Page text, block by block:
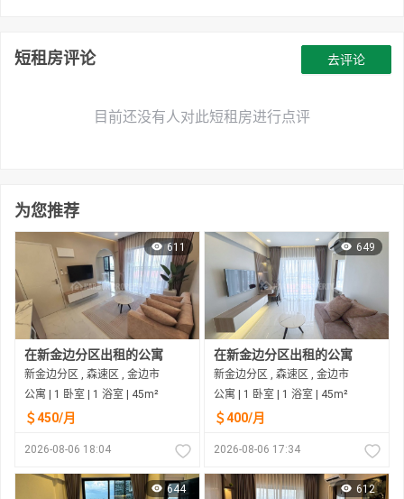
短租房评论
目前还没有人对此短租房进行点评
去评论
为您推荐
611
在新金边分区出租的公寓
新金边分区 , 森速区 , 金边市
公寓 | 1 卧室 | 1 浴室 | 45m²
＄450/月
2026-08-06 18:04
649
在新金边分区出租的公寓
新金边分区 , 森速区 , 金边市
公寓 | 1 卧室 | 1 浴室 | 45m²
＄400/月
2026-08-06 17:34
644 612